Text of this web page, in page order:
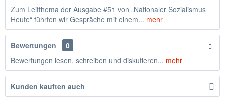
Zum Leitthema der Ausgabe #51 von „Nationaler Sozialismus
Heute“ führten wir Gespräche mit einem... mehr
Bewertungen
0
Bewertungen lesen, schreiben und diskutieren... mehr
Kunden kauften auch